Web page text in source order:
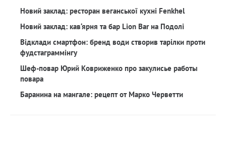
Новий заклад: ресторан веганської кухні Fenkhel
Новий заклад: кав‘ярня та бар Lion Bar на Подолі
Відклади смартфон: бренд води створив тарілки проти
фудстаграммінгу
Шеф-повар Юрий Ковриженко про закулисье работы
повара
Баранина на мангале: рецепт от Марко Черветти